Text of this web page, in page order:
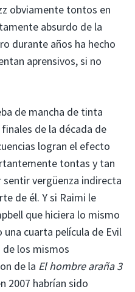
obviamente tontos en
absurdo de la
durante años ha hecho
aprensivos, si no
de mancha de tinta
de la década de
logran el efecto
tontas y tan
sentir vergüenza indirecta
de él. Y si Raimi le
que hiciera lo mismo
una cuarta película de Evil
de los mismos
de la El hombre araña 3
2007 habrían sido